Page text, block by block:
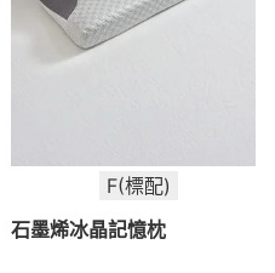
F(標配)
石墨烯冰晶記憶枕